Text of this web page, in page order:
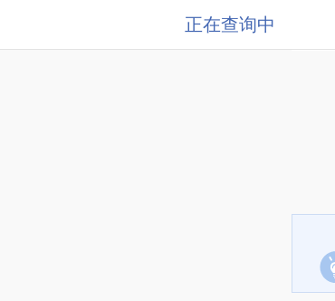
正在查询中